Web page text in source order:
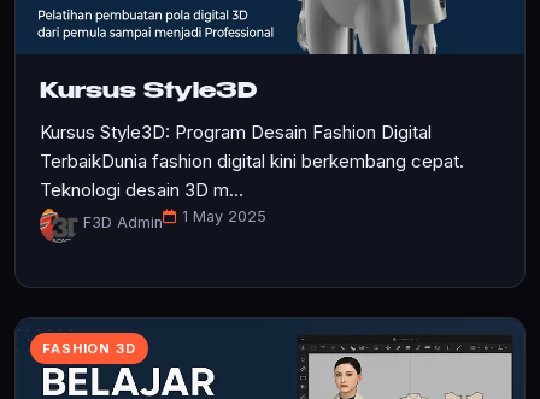
Kursus Style3D
Kursus Style3D: Program Desain Fashion Digital
TerbaikDunia fashion digital kini berkembang cepat.
Teknologi desain 3D m...
F3D Admin 1 May 2025
FASHION 3D